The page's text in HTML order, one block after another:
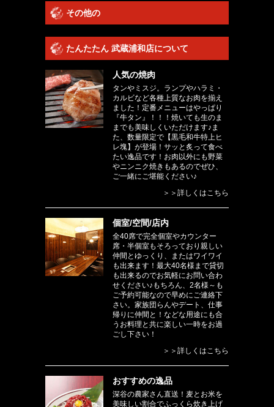
その他の
たんたたん 武蔵浦和店について
人気の焼肉
タンやミスジ。ランプやハラミ・
カルビなど各種上質なお肉を揃え
ました！定番メニューはやっぱり
『牛タン』！！！焼いても生のま
までも美味しくいただけます♪ま
た、数量限定で【黒毛和牛特上ヒ
レ塊】が登場！サッと炙って食べ
たい逸品です！お肉以外にも野菜
やニンニク焼きもあるのでぜひ、
ご一緒にご堪能ください♪
＞＞詳しくはこちら
個室/空間/店内
全40席で完全個室やカウンター
席・半個室もそろっており親しい
仲間とゆっくり、またはワイワイ
も出来ます！最大40名様まで貸切
も出来るのでお気軽にお問い合わ
せください♪もちろん、2名様～も
ご予約可能なので早めにご連絡下
さい。家族団らんやデート、仕事
帰りに仲間と！などな用途にも合
うお料理と共に楽しい一時をお過
ごし下さい！
＞＞詳しくはこちら
おすすめの逸品
深谷の農家さん直送！麦とお米を
美味しい割合でふっくら炊き上げ